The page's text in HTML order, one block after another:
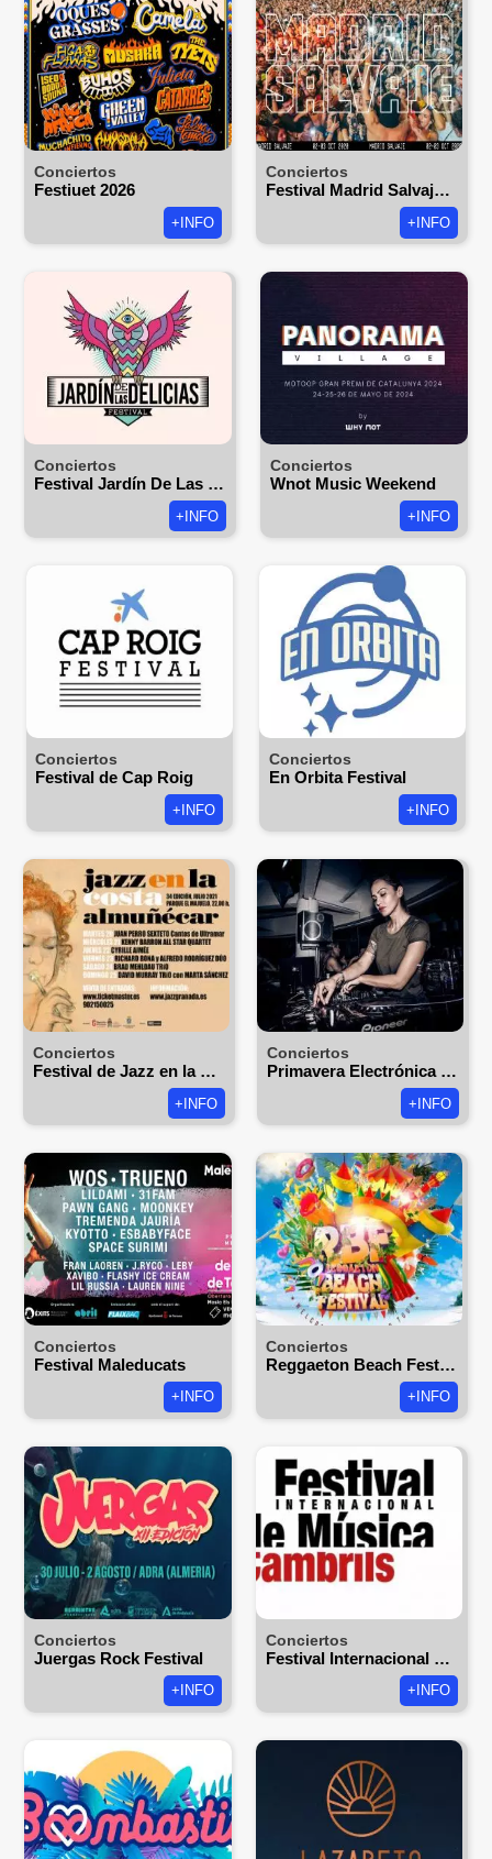
Conciertos
Festiuet 2026
+INFO
Conciertos
Festival Madrid Salvaje 2021
+INFO
Conciertos
Festival Jardín De Las Delicias 2026
+INFO
Conciertos
Wnot Music Weekend
+INFO
Conciertos
Festival de Cap Roig
+INFO
Conciertos
En Orbita Festival
+INFO
Conciertos
Festival de Jazz en la Costa
+INFO
Conciertos
Primavera Electrónica Festival
+INFO
Conciertos
Festival Maleducats
+INFO
Conciertos
Reggaeton Beach Festival 2026
+INFO
Conciertos
Juergas Rock Festival
+INFO
Conciertos
Festival Internacional de música de Cambrils
+INFO